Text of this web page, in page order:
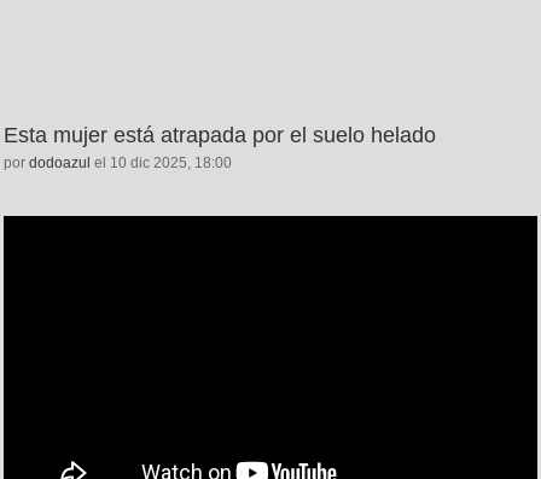
Esta mujer está atrapada por el suelo helado
por dodoazul el 10 dic 2025, 18:00